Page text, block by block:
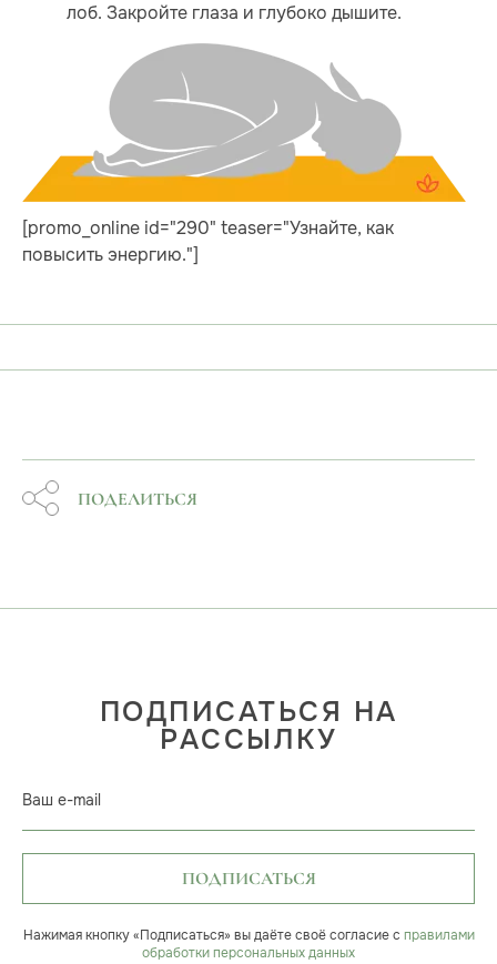
лоб. Закройте глаза и глубоко дышите.
[promo_online id="290" teaser="Узнайте, как
повысить энергию."]
ПОДЕЛИТЬСЯ
ПОДПИСАТЬСЯ НА
РАССЫЛКУ
Ваш e-mail
ПОДПИСАТЬСЯ
Нажимая кнопку «Подписаться» вы даёте своё согласие с правилами
обработки персональных данных